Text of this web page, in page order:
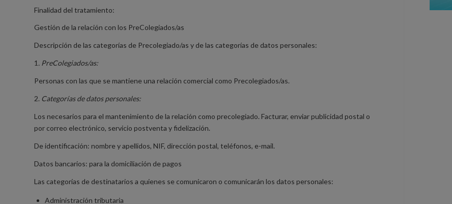
Finalidad del tratamiento:
Gestión de la relación con los PreColegiados/as
Descripción de las categorías de Precolegiado/as y de las categorías de datos personales:
1 . PreColegiados/as:
Personas con las que se mantiene una relación comercial como Precolegiados/as.
2. Categorías de datos personales:
Los necesarios para el mantenimiento de la relación como precolegiado. Facturar, enviar publicidad postal o
por correo electrónico, servicio postventa y fidelización.
De identificación: nombre y apellidos, NIF, dirección postal, teléfonos, e-mail.
Datos bancarios: para la domiciliación de pagos
Las categorías de destinatarios a quienes se comunicaron o comunicarán los datos personales:
Administración tributaria